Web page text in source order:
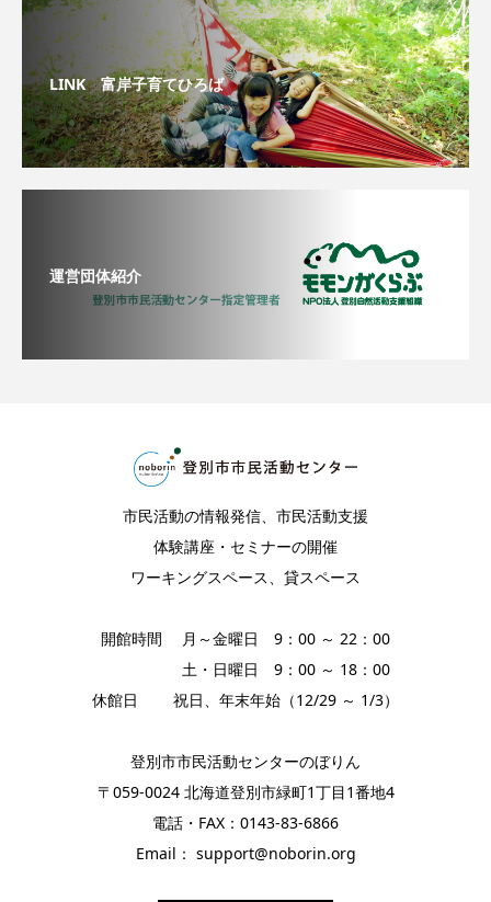
LINK 富岸子育てひろば
運営団体紹介
市民活動の情報発信、市民活動支援
体験講座・セミナーの開催
ワーキングスペース、貸スペース
開館時間 月～金曜日 9：00 ～ 22：00
土・日曜日 9：00 ～ 18：00
休館日 祝日、年末年始（12/29 ～ 1/3）
登別市市民活動センターのぼりん
〒059-0024 北海道登別市緑町1丁目1番地4
電話・FAX：0143-83-6866
Email： support@noborin.org